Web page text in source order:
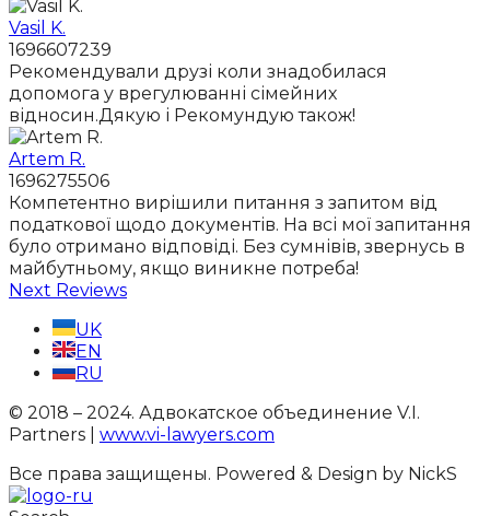
Vasil K.
1696607239
Рекомендували друзі коли знадобилася
допомога у врегулюванні сімейних
відносин.Дякую і Рекомундую також!
Artem R.
1696275506
Компетентно вирішили питання з запитом від
податкової щодо документів. На всі мої запитання
було отримано відповіді. Без сумнівів, звернусь в
майбутньому, якщо виникне потреба!
Next Reviews
UK
EN
RU
© 2018 – 2024. Адвокатское объединение V.I.
Partners | www.vi-lawyers.com
Все права защищены. Powered & Design by NickS